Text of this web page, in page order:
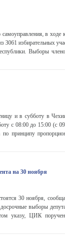
в ходе
избирательных
Выборы
и в субботу в
с 08:00 до 15:00 (с
на 30 ноября
30 ноября,
выборы
указу, ЦИК